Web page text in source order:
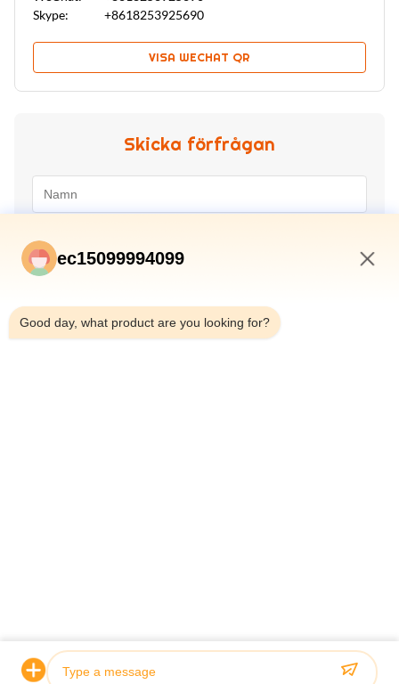
Skype:
+8618253925690
VISA WECHAT QR
Skicka förfrågan
© 2026 Jiangsu Sunny Wall Materials Co., Ltd. All Rights Reserved.
ec15099994099
Good day, what product are you looking for?